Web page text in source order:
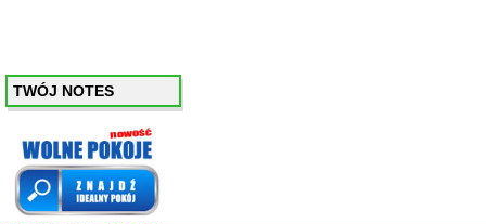
TWÓJ NOTES